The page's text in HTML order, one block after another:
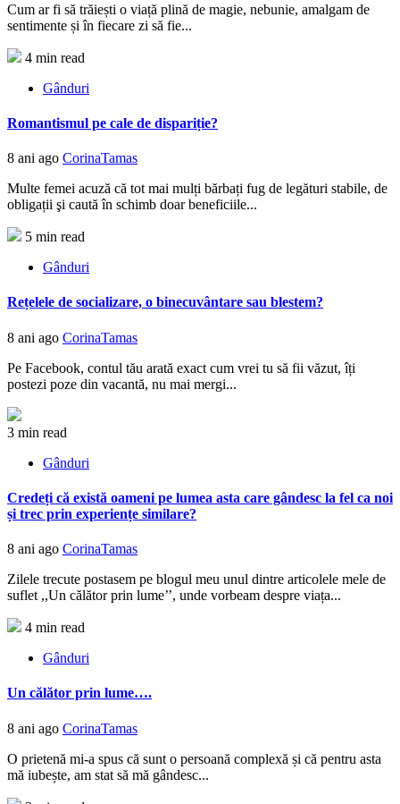
Cum ar fi să trăiești o viață plină de magie, nebunie, amalgam de
sentimente și în fiecare zi să fie...
4 min read
Gânduri
Romantismul pe cale de dispariție?
8 ani ago CorinaTamas
Multe femei acuză că tot mai mulți bărbați fug de legături stabile, de
obligații şi caută în schimb doar beneficiile...
5 min read
Gânduri
Rețelele de socializare, o binecuvântare sau blestem?
8 ani ago CorinaTamas
Pe Facebook, contul tău arată exact cum vrei tu să fii văzut, îți
postezi poze din vacantă, nu mai mergi...
3 min read
Gânduri
Credeți că există oameni pe lumea asta care gândesc la fel ca noi
și trec prin experiențe similare?
8 ani ago CorinaTamas
Zilele trecute postasem pe blogul meu unul dintre articolele mele de
suflet ,,Un călător prin lume’’, unde vorbeam despre viața...
4 min read
Gânduri
Un călător prin lume….
8 ani ago CorinaTamas
O prietenă mi-a spus că sunt o persoană complexă și că pentru asta
mă iubește, am stat să mă gândesc...